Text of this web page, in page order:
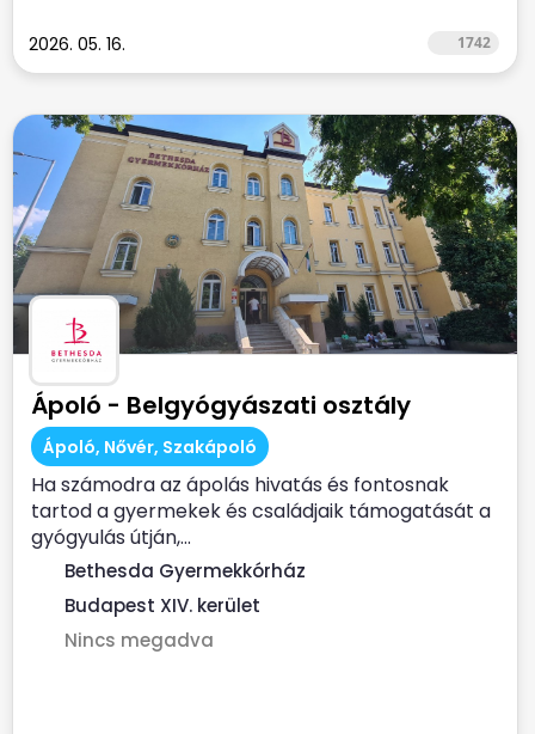
2026. 05. 16. 1742
Ápoló - Belgyógyászati osztály
Ápoló, Nővér, Szakápoló
Ha számodra az ápolás hivatás és fontosnak
tartod a gyermekek és családjaik támogatását a
gyógyulás útján,...
Bethesda Gyermekkórház
Budapest XIV. kerület
Nincs megadva